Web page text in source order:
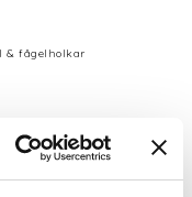
& fågelholkar